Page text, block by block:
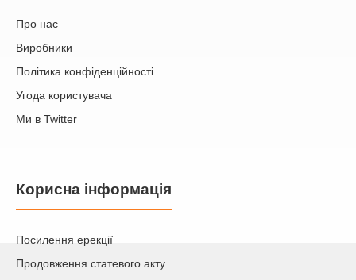
Про нас
Виробники
Політика конфіденційності
Угода користувача
Ми в Twitter
Корисна інформація
Посилення ерекції
Продовження статевого акту